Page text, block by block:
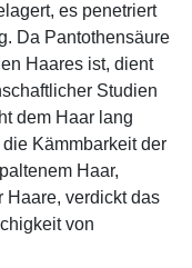
es penetriert
Da Pantothensäure
Haares ist, dient
Studien
dem Haar lang
Kämmbarkeit der
Haar,
Haare, verdickt das
von